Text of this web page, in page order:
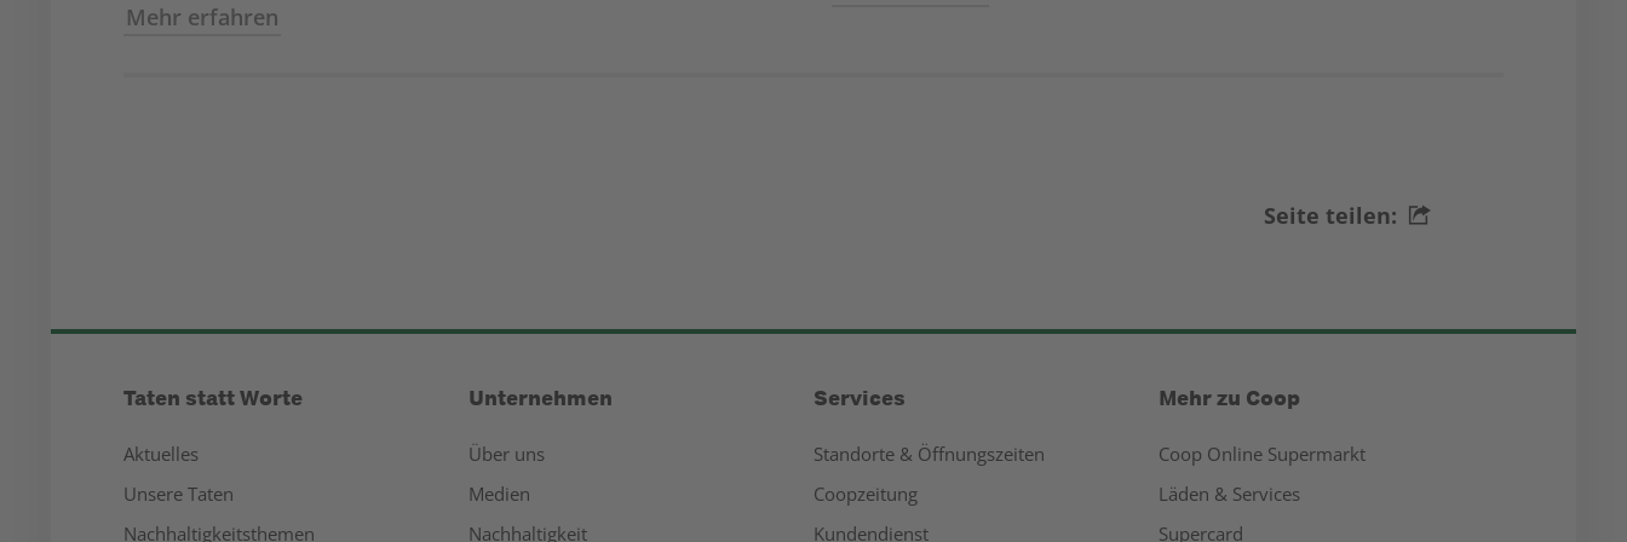
Mehr erfahren
Seite teilen:
Taten statt Worte
Aktuelles
Unsere Taten
Nachhaltigkeitsthemen
Unternehmen
Über uns
Medien
Nachhaltigkeit
Services
Standorte & Öffnungszeiten
Coopzeitung
Kundendienst
Mehr zu Coop
Coop Online Supermarkt
Läden & Services
Supercard